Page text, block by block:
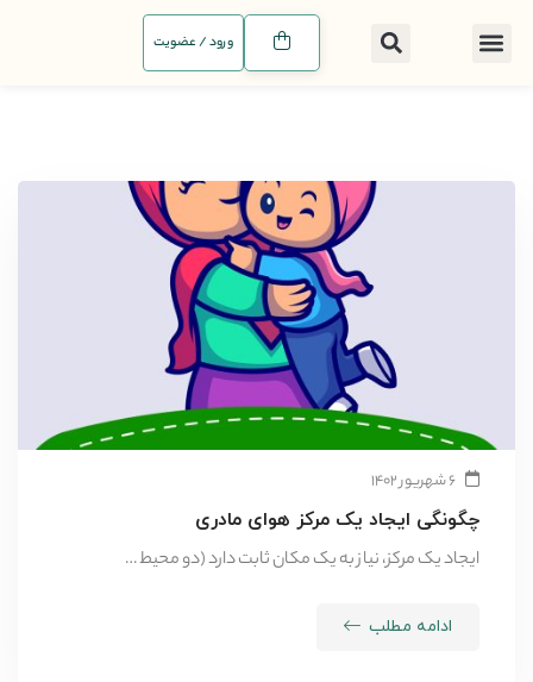
ورود / عضویت
۶ شهریور ۱۴۰۲
چگونگی ایجاد یک مرکز هوای مادری
ایجاد یک مرکز، نیاز به یک مکان ثابت دارد (دو محیط …
ادامه مطلب